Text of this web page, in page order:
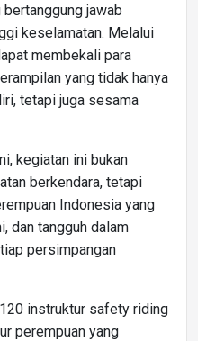
jawab
keselamatan. Melalui
membekali para
yang tidak hanya
tetapi juga sesama
kegiatan ini bukan
berkendara, tetapi
Indonesia yang
dan tangguh dalam
persimpangan
instruktur safety riding
perempuan yang